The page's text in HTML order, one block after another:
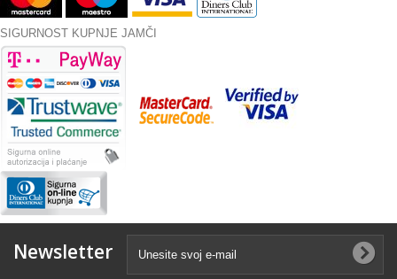
SIGURNOST KUPNJE JAMČI
Newsletter